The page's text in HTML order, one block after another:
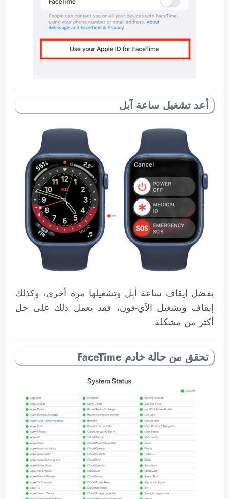
أعد تشغيل ساعة آبل
يفضل إيقاف ساعة أبل وتشغيلها مرة أخرى، وكذلك
إيقاف وتشغيل الآي-فون، فقد يعمل ذلك على حل
أكثر من مشكلة.
تحقق من حالة خادم FaceTime